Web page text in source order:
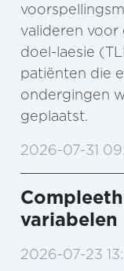
valideren voor
doel-laesie
patiënten die
ondergingen
geplaatst.
2026-07-31
variabelen
2026-07-23